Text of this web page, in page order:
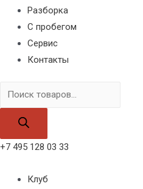
Разборка
С пробегом
Сервис
Контакты
Поиск
товаров
+7 495 128 03 33
Клуб